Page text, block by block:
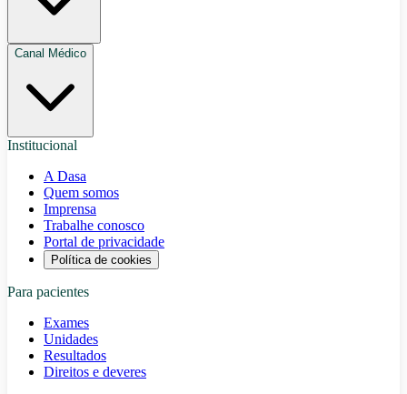
Canal Médico
Institucional
A Dasa
Quem somos
Imprensa
Trabalhe conosco
Portal de privacidade
Política de cookies
Para pacientes
Exames
Unidades
Resultados
Direitos e deveres